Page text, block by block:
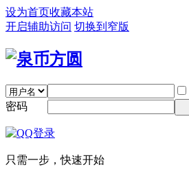
设为首页收藏本站
开启辅助访问 切换到窄版
密码
只需一步，快速开始